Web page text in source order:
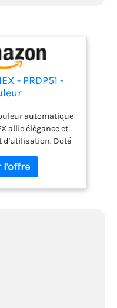
- PRDP51 -
automatique
allie élégance et
d'utilisation. Doté
offre un grand
d'utilisation avec
du tuyau
Structure
laqué avec coque
Poignée
laqué pliable.
40 m Ø intérieur